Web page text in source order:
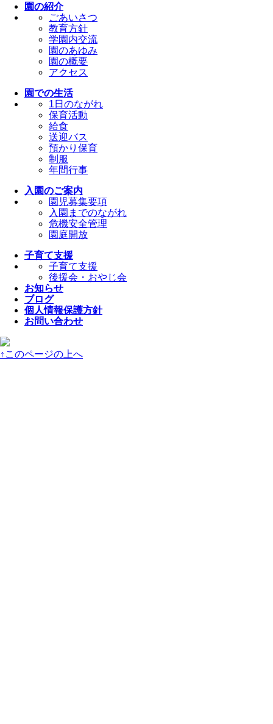
園の紹介
ごあいさつ
教育方針
学園内交流
園のあゆみ
園の概要
アクセス
園での生活
1日のながれ
保育活動
給食
送迎バス
預かり保育
制服
年間行事
入園のご案内
園児募集要項
入園までのながれ
危機安全管理
園庭開放
子育て支援
子育て支援
後援会・おやじ会
お知らせ
ブログ
個人情報保護方針
お問い合わせ
↑ このページの上へ